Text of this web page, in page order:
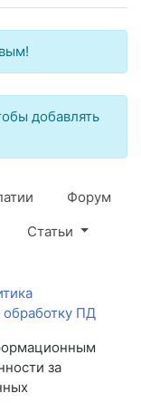
добавлять
Форум
Статьи
обработку ПД
за